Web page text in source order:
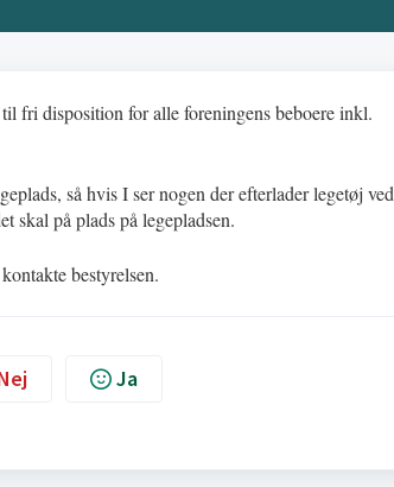
fri disposition for alle foreningens beboere inkl.
så hvis I ser nogen der efterlader legetøj ved
skal på plads på legepladsen.
bestyrelsen.
Ja